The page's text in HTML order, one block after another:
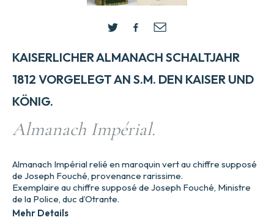
KAISERLICHER ALMANACH SCHALTJAHR
1812 VORGELEGT AN S.M. DEN KAISER UND
KÖNIG.
Almanach Impérial.
Almanach Impérial relié en maroquin vert au chiffre supposé
de Joseph Fouché, provenance rarissime.
Exemplaire au chiffre supposé de Joseph Fouché, Ministre
de la Police, duc d’Otrante.
Mehr Details